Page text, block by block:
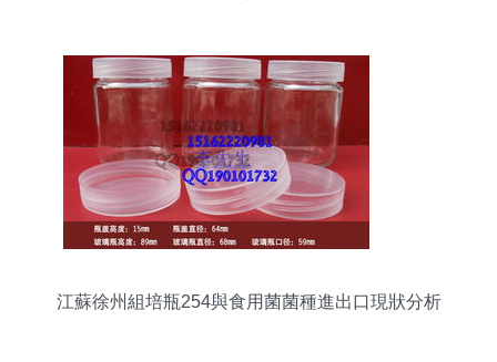
江蘇徐州組培瓶254與食用菌菌種進出口現狀分析